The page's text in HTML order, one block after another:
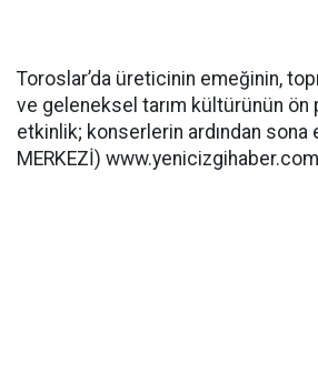
Toroslar’da üreticinin emeğinin,
ve geleneksel tarım kültürünün ön
etkinlik; konserlerin ardından sona
MERKEZİ) www.yenicizgihaber.com